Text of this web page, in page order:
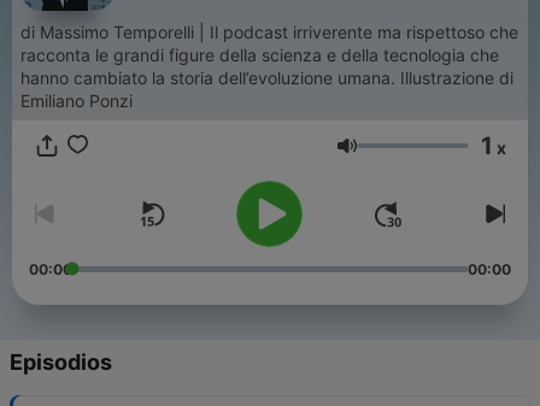
di Massimo Temporelli | Il podcast irriverente ma rispettoso che
racconta le grandi figure della scienza e della tecnologia che
hanno cambiato la storia dell’evoluzione umana. Illustrazione di
Emiliano Ponzi
Volumen 1 x
00:00 00:00
Episodios